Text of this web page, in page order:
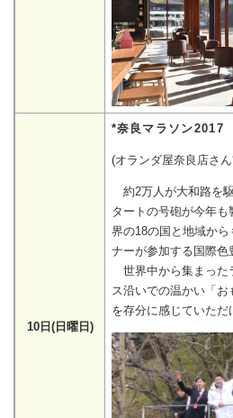
10日(日曜日)
*奈良マラソン2017
(オランダ屋奈良店さ
約2万人が大和路を
タートの号砲が今年
界の18の国と地域か
ナーが参加する国際色
世界中から集まった
ス沿いでの温かい「
を存分に感じていただ